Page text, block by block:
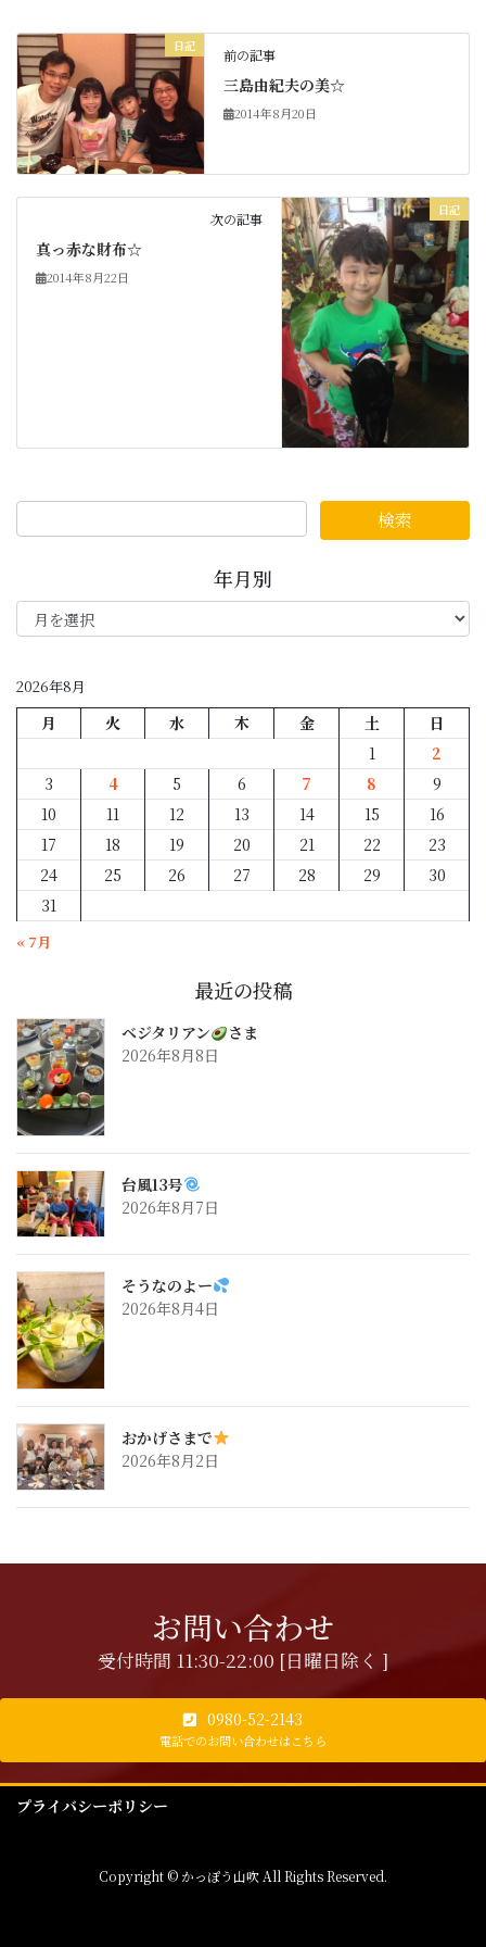
日記
前の記事
三島由紀夫の美☆
2014年8月20日
日記
次の記事
真っ赤な財布☆
2014年8月22日
年月別
年
月
2026年8月
月 火 水 木 金 土
日
1
2
3
4 5 6 7 8
9
10
11 12 13 14 15
16
17
18 19 20 21 22
23
24
25 26 27 28 29
30
31
« 7月
最近の投稿
ベジタリアン
さま
2026年8月8日
台風13号
2026年8月7日
そうなのよー
2026年8月4日
おかげさまで
2026年8月2日
お問い合わせ
受付時間 11:30-22:00 [日曜日除く ]
0980-52-2143
電話でのお問い合わせはこちら
プライバシーポリシー
Copyright © かっぽう山吹 All Rights Reserved.